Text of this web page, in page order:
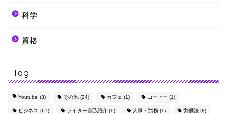
科学
資格
Tag
Youtube (3) その他 (24) カフェ (1) コーヒー (1)
ビジネス (67) ライター自己紹介 (1) 人事・労務 (1) 労働法 (8)